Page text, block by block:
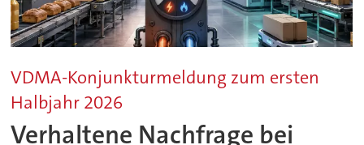
VDMA-Konjunkturmeldung zum ersten
Halbjahr 2026
Verhaltene Nachfrage bei